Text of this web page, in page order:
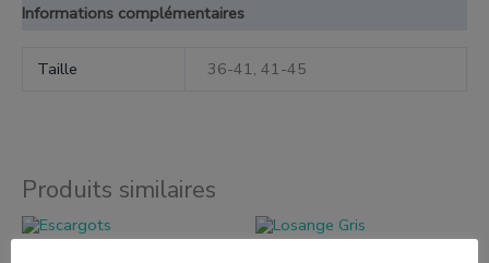
Informations complémentaires
Taille 36-41, 41-45
Produits similaires
produit
produit